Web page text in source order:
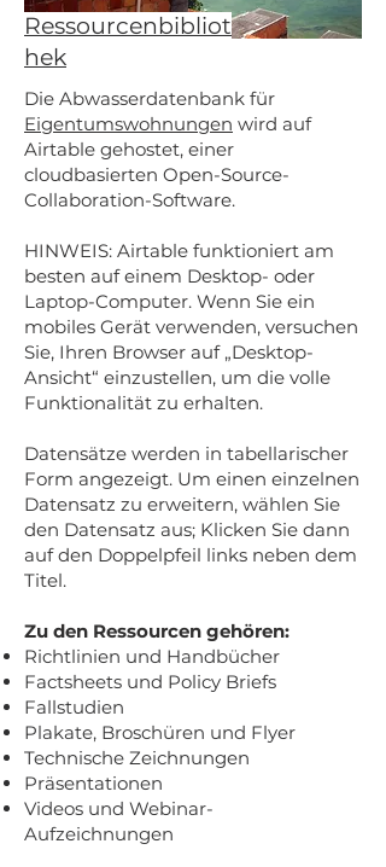
Ressourcenbibliot
hek
Die Abwasserdatenbank für
Eigentumswohnungen wird auf
Airtable gehostet, einer
cloudbasierten Open-Source-
Collaboration-Software.
HINWEIS: Airtable funktioniert am
besten auf einem Desktop- oder
Laptop-Computer. Wenn Sie ein
mobiles Gerät verwenden, versuchen
Sie, Ihren Browser auf „Desktop-
Ansicht“ einzustellen, um die volle
Funktionalität zu erhalten.
Datensätze werden in tabellarischer
Form angezeigt. Um einen einzelnen
Datensatz zu erweitern, wählen Sie
den Datensatz aus; Klicken Sie dann
auf den Doppelpfeil links neben dem
Titel.
Zu den Ressourcen gehören:
Richtlinien und Handbücher
Factsheets und Policy Briefs
Fallstudien
Plakate, Broschüren und Flyer
Technische Zeichnungen
Präsentationen
Videos und Webinar-
Aufzeichnungen